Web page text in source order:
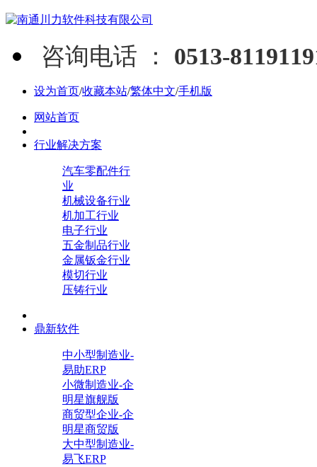
咨询电话 ： 0513-
设为首页/收藏本站/繁体中文/手机版
网站首页
行业解决方案
汽车零配件行
业
机械设备行业
机加工行业
电子行业
五金制品行业
金属钣金行业
模切行业
压铸行业
鼎新软件
中小型制造业-
易助ERP
小微制造业-企
明星旗舰版
商贸型企业-企
明星商贸版
大中型制造业-
易飞ERP